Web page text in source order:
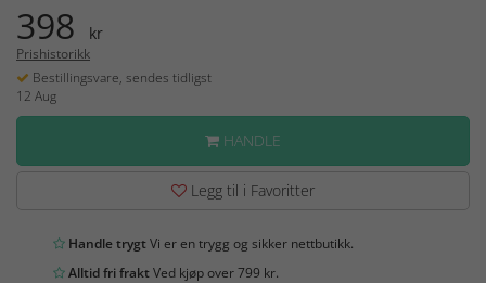
398 kr
Prishistorikk
Bestillingsvare, sendes tidligst
12 Aug
HANDLE
Legg til i Favoritter
Handle trygtVi er en trygg og sikker nettbutikk.
Alltid fri fraktVed kjøp over 799 kr.